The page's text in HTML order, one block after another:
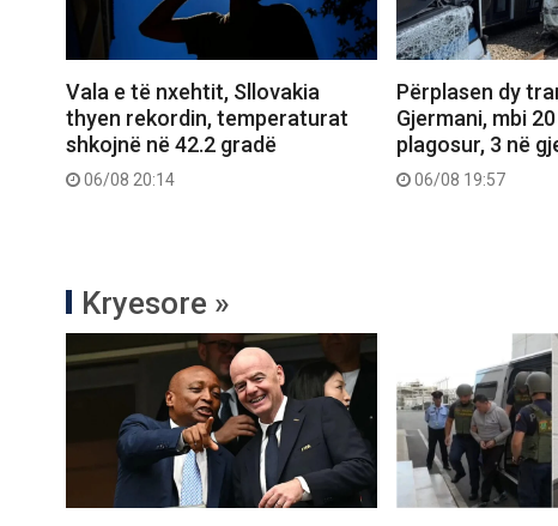
Vala e të nxehtit, Sllovakia
thyen rekordin, temperaturat
shkojnë në 42.2 gradë
06/08 20:14
Përplasen dy
Gjermani, mbi
plagosur, 3 në
06/08 19:57
Kryesore »